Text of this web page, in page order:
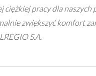
pracy dla
zwiększyć komfort
S.A.